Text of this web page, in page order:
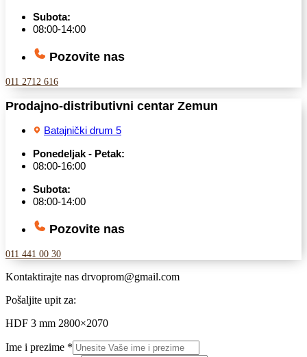
Subota:
08:00-14:00
Pozovite nas
011 2712 616
Prodajno-distributivni centar Zemun
Batajnički drum 5
Ponedeljak - Petak:
08:00-16:00
Subota:
08:00-14:00
Pozovite nas
011 441 00 30
Kontaktirajte nas drvoprom@gmail.com
Pošaljite upit za:
HDF 3 mm 2800×2070
Ime i prezime *